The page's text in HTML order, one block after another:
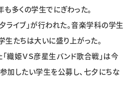
多くの学生でにぎわった。
ライブ」が行われた。音楽学科の学生
生たちは大いに盛り上がった。
織姫ＶＳ彦星生バンド歌合戦」は今
加したい学生を公募し、七夕にちな